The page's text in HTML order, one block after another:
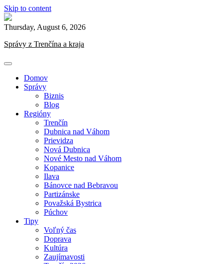
Skip to content
Thursday, August 6, 2026
Správy z Trenčína a kraja
Domov
Správy
Biznis
Blog
Regióny
Trenčín
Dubnica nad Váhom
Prievidza
Nová Dubnica
Nové Mesto nad Váhom
Kopanice
Ilava
Bánovce nad Bebravou
Partizánske
Považská Bystrica
Púchov
Tipy
Voľný čas
Doprava
Kultúra
Zaujímavosti